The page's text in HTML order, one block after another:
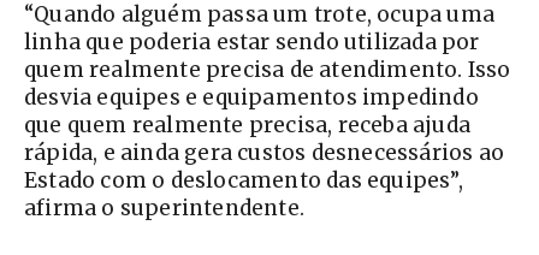
“Quando alguém passa um trote, ocupa uma
linha que poderia estar sendo utilizada por
quem realmente precisa de atendimento. Isso
desvia equipes e equipamentos impedindo
que quem realmente precisa, receba ajuda
rápida, e ainda gera custos desnecessários ao
Estado com o deslocamento das equipes”,
afirma o superintendente.